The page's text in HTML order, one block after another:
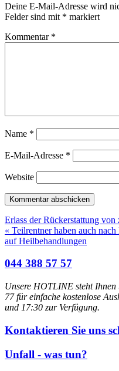
Deine E-Mail-Adresse wird
Felder sind mit * markiert
Kommentar *
Name *
E-Mail-Adresse *
Website
Erlass der Rückerstattung
« Teilrentner haben auch
auf Heilbehandlungen
044 388 57 57
Unsere HOTLINE steht
77 für einfache kostenlose
und 17:30 zur Verfügung.
Kontaktieren Sie uns
Unfall - was tun?